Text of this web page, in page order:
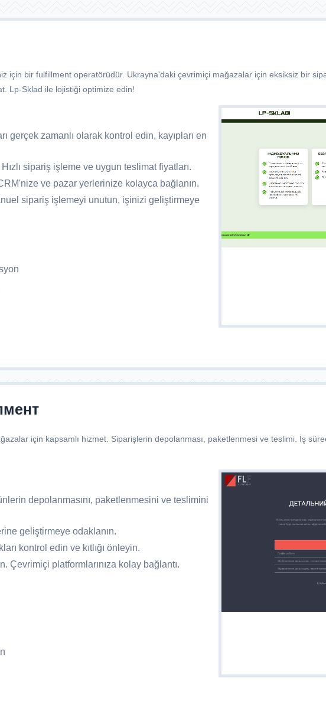
için bir fulfillment operatörüdür. Ukrayna'daki çevrimiçi mağazalar için eksiksiz bir
Lp-Sklad ile lojistiği optimize edin!
gerçek zamanlı olarak kontrol edin, kayıpları en
sipariş işleme ve uygun teslimat fiyatları.
ve pazar yerlerinize kolayca bağlanın.
sipariş işlemeyi unutun, işinizi geliştirmeye
için kapsamlı hizmet. Siparişlerin depolanması, paketlenmesi ve teslimi. İş
depolanmasını, paketlenmesini ve teslimini
geliştirmeye odaklanın.
kontrol edin ve kıtlığı önleyin.
Çevrimiçi platformlarınıza kolay bağlantı.